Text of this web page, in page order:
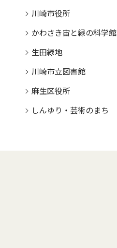
川崎市役所
かわさき宙と緑の科学館
生田緑地
川崎市立図書館
麻生区役所
しんゆり・芸術のまち